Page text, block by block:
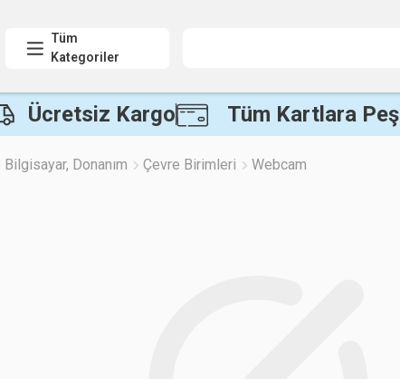
Tüm
Kategoriler
Ücretsiz Kargo Tüm Kartlara
Bilgisayar, Donanım Çevre Birimleri Webcam